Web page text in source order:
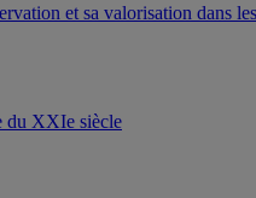
et sa valorisation dans
du XXIe siècle